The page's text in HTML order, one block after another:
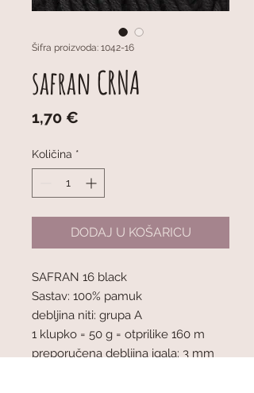
Šifra proizvoda: 1042-16
safran CRNA
1,70 €
Količina *
DODAJ U KOŠARICU
SAFRAN 16 black
Sastav: 100% pamuk
debljina niti: grupa A
1 klupko = 50 g = otprilike 160 m
preporučena debljina igala: 3 mm